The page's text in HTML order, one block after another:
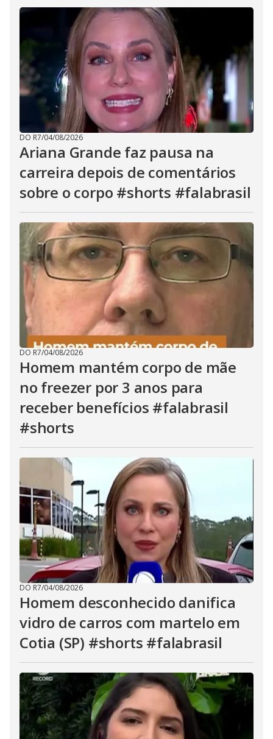
DO R7/04/08/2026
Ariana Grande faz pausa na
carreira depois de comentários
sobre o corpo #shorts #falabrasil
DO R7/04/08/2026
Homem mantém corpo de mãe
no freezer por 3 anos para
receber benefícios #falabrasil
#shorts
DO R7/04/08/2026
Homem desconhecido danifica
vidro de carros com martelo em
Cotia (SP) #shorts #falabrasil